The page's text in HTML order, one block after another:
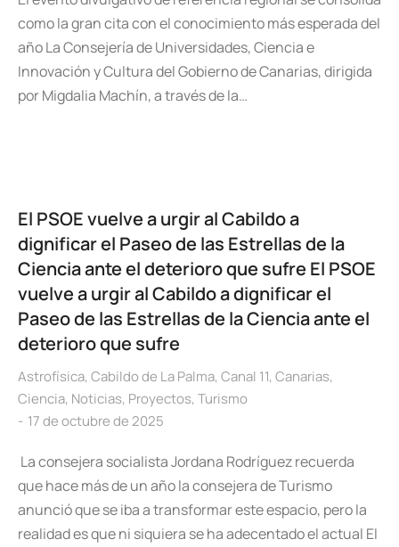
como la gran cita con el conocimiento más esperada del
año La Consejería de Universidades, Ciencia e
Innovación y Cultura del Gobierno de Canarias, dirigida
por Migdalia Machín, a través de la…
El PSOE vuelve a urgir al Cabildo a
dignificar el Paseo de las Estrellas de la
Ciencia ante el deterioro que sufre El PSOE
vuelve a urgir al Cabildo a dignificar el
Paseo de las Estrellas de la Ciencia ante el
deterioro que sufre
Astrofísica, Cabildo de La Palma, Canal 11, Canarias,
Ciencia, Noticias, Proyectos, Turismo
17 de octubre de 2025
La consejera socialista Jordana Rodríguez recuerda
que hace más de un año la consejera de Turismo
anunció que se iba a transformar este espacio, pero la
realidad es que ni siquiera se ha adecentado el actual El